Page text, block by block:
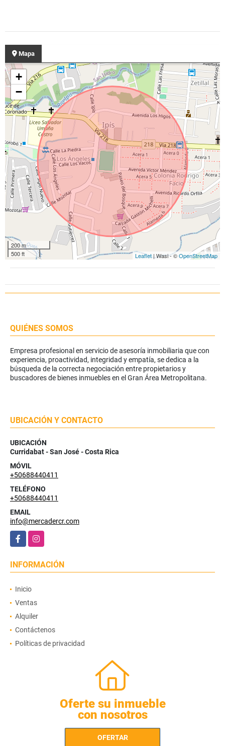
Mapa
+
−
200 m
500 ft
Leaflet| Wasi - ©OpenStreetMap
QUIÉNES SOMOS
Empresa profesional en servicio de asesoría inmobiliaria que con
experiencia, proactividad, integridad y empatía, se dedica a la
búsqueda de la correcta negociación entre propietarios y
buscadores de bienes inmuebles en el Gran Área Metropolitana.
UBICACIÓN Y CONTACTO
UBICACIÓN
Curridabat - San José - Costa Rica
MÓVIL
+50688440411
TELÉFONO
+50688440411
EMAIL
info@mercadercr.com
FacebookInstagram
INFORMACIÓN
Inicio
Ventas
Alquiler
Contáctenos
Políticas de privacidad
Oferte su inmueble
con nosotros
OFERTAR